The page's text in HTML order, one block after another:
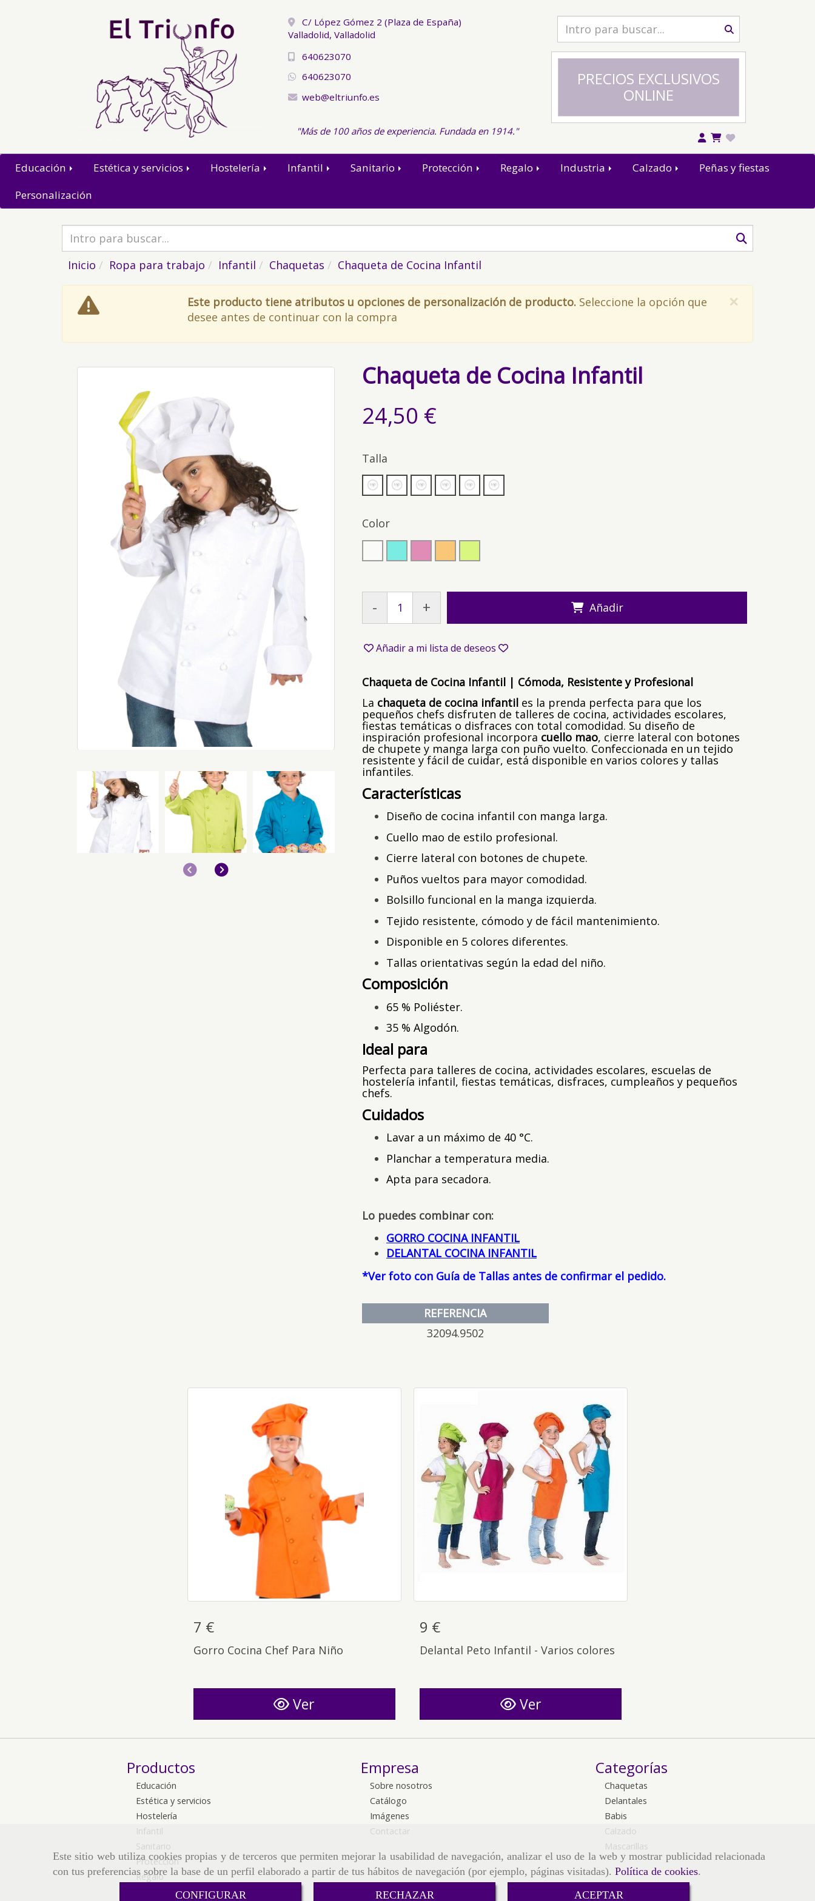
Este sitio web utiliza cookies propias y de terceros que permiten mejorar la usabilidad de navegación, analizar el uso de la web y mostrar publicidad relacionada
con tus preferencias sobre la base de un perfil elaborado a partir de tus hábitos de navegación (por ejemplo, páginas visitadas). Política de cookies.
CONFIGURAR
RECHAZAR ACEPTAR
PRECIOS EXCLUSIVOS
ONLINE
C/ López Gómez 2 (Plaza de España)
Valladolid, Valladolid
640623070
640623070
web
eltriunfo.es
"Más de 100 años de experiencia. Fundada en 1914."
Educación Estética y servicios Hostelería Infantil Sanitario Protección Regalo Industria Calzado
Peñas y fiestas
Personalización
Inicio Ropa para trabajo Infantil Chaquetas Chaqueta de Cocina Infantil
×
Este producto tiene atributos u opciones de personalización de producto. Seleccione la opción que
desee antes de continuar con la compra
AnteriorSiguiente
Chaqueta de Cocina Infantil
24,50 €
Talla
Color
- + Añadir
Añadir a mi lista de deseos
Chaqueta de Cocina Infantil | Cómoda, Resistente y Profesional
La chaqueta de cocina infantil es la prenda perfecta para que los
pequeños chefs disfruten de talleres de cocina, actividades escolares,
fiestas temáticas o disfraces con total comodidad. Su diseño de
inspiración profesional incorpora cuello mao, cierre lateral con botones
de chupete y manga larga con puño vuelto. Confeccionada en un tejido
resistente y fácil de cuidar, está disponible en varios colores y tallas
infantiles.
Características
Diseño de cocina infantil con manga larga.
Cuello mao de estilo profesional.
Cierre lateral con botones de chupete.
Puños vueltos para mayor comodidad.
Bolsillo funcional en la manga izquierda.
Tejido resistente, cómodo y de fácil mantenimiento.
Disponible en 5 colores diferentes.
Tallas orientativas según la edad del niño.
Composición
65 % Poliéster.
35 % Algodón.
Ideal para
Perfecta para talleres de cocina, actividades escolares, escuelas de
hostelería infantil, fiestas temáticas, disfraces, cumpleaños y pequeños
chefs.
Cuidados
Lavar a un máximo de 40 °C.
Planchar a temperatura media.
Apta para secadora.
Lo puedes combinar con:
GORRO COCINA INFANTIL
DELANTAL COCINA INFANTIL
*Ver foto con Guía de Tallas antes de confirmar el pedido.
REFERENCIA
32094.9502
7 €
Gorro Cocina Chef Para Niño
Ver
Delantal Peto Infantil - Varios colores
9 €
Delantal Peto Infantil - Varios colores
Ver
Productos
Educación
Estética y servicios
Hostelería
Infantil
Sanitario
Protección
Regalo
Empresa
Sobre nosotros
Catálogo
Imágenes
Contactar
Categorías
Chaquetas
Delantales
Babis
Calzado
Mascarillas